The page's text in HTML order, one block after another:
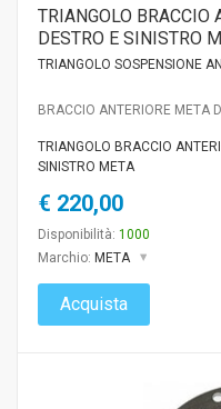
TRIANGOLO BRACCIO
DESTRO E SINISTRO
TRIANGOLO SOSPENSIONE
BRACCIO ANTERIORE META
TRIANGOLO BRACCIO
SINISTRO META
€ 220,00
Disponibilità: 1000
Marchio: META
Acquista